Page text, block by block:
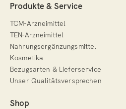
Produkte & Service
TCM-Arzneimittel
TEN-Arzneimittel
Nahrungsergänzungsmittel
Kosmetika
Bezugsarten & Lieferservice
Unser Qualitätsversprechen
Shop